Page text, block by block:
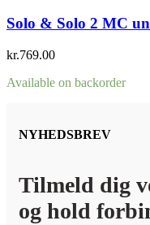
Solo & Solo 2 MC
kr.769.00
Available on backorder
NYHEDSBREV
Tilmeld dig
og hold